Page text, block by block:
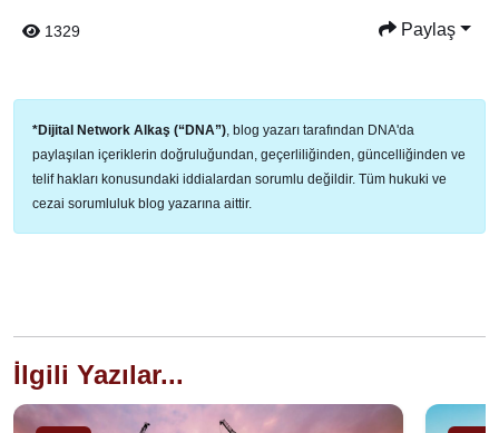
1329 Paylaş
*Dijital Network Alkaş (“DNA”), blog yazarı tarafından DNA'da
paylaşılan içeriklerin doğruluğundan, geçerliliğinden, güncelliğinden ve
telif hakları konusundaki iddialardan sorumlu değildir. Tüm hukuki ve
cezai sorumluluk blog yazarına aittir.
İlgili Yazılar...